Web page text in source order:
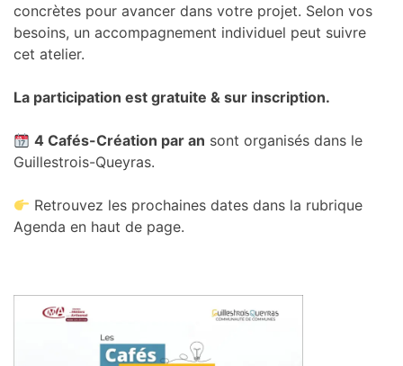
concrètes pour avancer dans votre projet. Selon vos
besoins, un accompagnement individuel peut suivre
cet atelier.
La participation est gratuite & sur inscription.
4 Cafés-Création par an sont organisés dans le
Guillestrois-Queyras.
Retrouvez les prochaines dates dans la rubrique
Agenda en haut de page.